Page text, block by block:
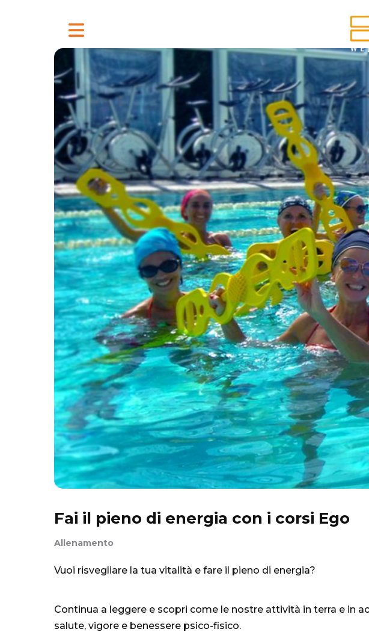
Fai il pieno di energia con i corsi Ego
Allenamento
Vuoi risvegliare la tua vitalità e fare il pieno di energia?
Continua a leggere e scopri come le nostre attività in terra e in
salute, vigore e benessere psico-fisico.